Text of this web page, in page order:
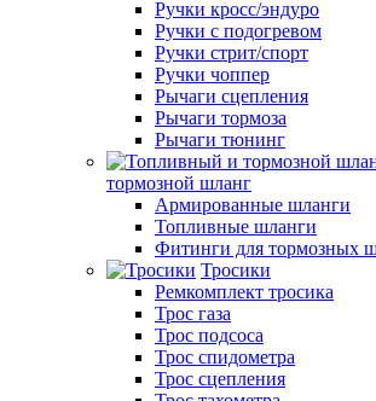
Ручки кросс/эндуро
Ручки с подогревом
Ручки стрит/спорт
Ручки чоппер
Рычаги сцепления
Рычаги тормоза
Рычаги тюнинг
тормозной шланг
Армированные шланги
Топливные шланги
Фитинги для тормозных
Тросики
Ремкомплект тросика
Трос газа
Трос подсоса
Трос спидометра
Трос сцепления